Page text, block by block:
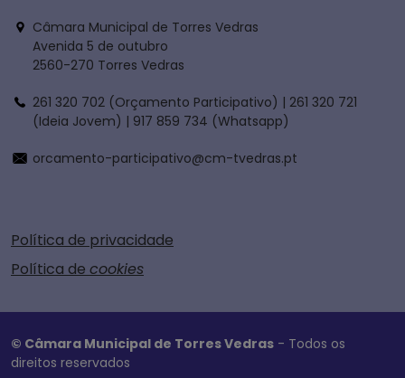
Câmara Municipal de Torres Vedras
Avenida 5 de outubro
2560-270 Torres Vedras
261 320 702 (Orçamento Participativo) | 261 320 721
(Ideia Jovem) | 917 859 734 (Whatsapp)
orcamento-participativo@cm-tvedras.pt
Política de privacidade
Política de cookies
© Câmara Municipal de Torres Vedras - Todos os
direitos reservados